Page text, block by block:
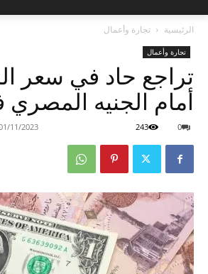
الرئيسية تجارة وأعمال
تجارة وأعمال
تراجع حاد في سعر
أمام الجنيه المصري
11/2023 0
243